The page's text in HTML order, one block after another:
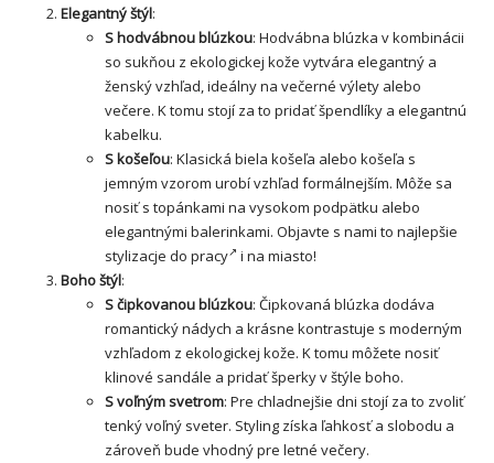
Elegantný štýl:
S hodvábnou blúzkou: Hodvábna blúzka v kombinácii
so sukňou z ekologickej kože vytvára elegantný a
ženský vzhľad, ideálny na večerné výlety alebo
večere. K tomu stojí za to pridať špendlíky a elegantnú
kabelku.
S košeľou: Klasická biela košeľa alebo košeľa s
jemným vzorom urobí vzhľad formálnejším. Môže sa
nosiť s topánkami na vysokom podpätku alebo
elegantnými balerinkami. Objavte s nami to najlepšie
stylizacje do pracy
i na miasto!
Boho štýl:
S čipkovanou blúzkou: Čipkovaná blúzka dodáva
romantický nádych a krásne kontrastuje s moderným
vzhľadom z ekologickej kože. K tomu môžete nosiť
klinové sandále a pridať šperky v štýle boho.
S voľným svetrom: Pre chladnejšie dni stojí za to zvoliť
tenký voľný sveter. Styling získa ľahkosť a slobodu a
zároveň bude vhodný pre letné večery.